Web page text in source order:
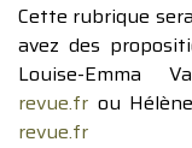
Cette rubrique
avez des
Louise-Emma
revue.fr ou
revue.fr